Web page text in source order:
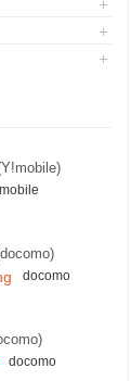
docomo
docomo